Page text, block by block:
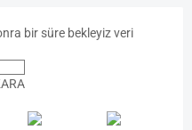
bir süre bekleyiz veri